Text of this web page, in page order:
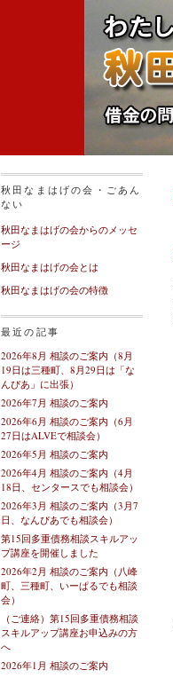
秋田なまはげの会・ごあん
ない
秋田なまはげの会からのメッセ
ージ
秋田なまはげの会とは
秋田なまはげの会の特徴
最近の記事
2026年8月 相談のご案内（8月
19日は三種町、8月29日は「な
んぴあ」に出張）
2026年7月 相談のご案内
2026年6月 相談のご案内（6月
27日はALVEで相談会）
2026年5月 相談のご案内
2026年4月 相談のご案内（4月
18日、センタースでも相談会）
2026年3月 相談のご案内（3月7
日、なんぴあでも相談会）
第15回多重債務相談スキルアッ
プ講座を開催しました
2026年2月 相談のご案内（八峰
町、三種町、いーぱるでも相談
会）
（ご連絡）第15回多重債務相談
スキルアップ講座お申込みの方
へ
2026年1月 相談のご案内